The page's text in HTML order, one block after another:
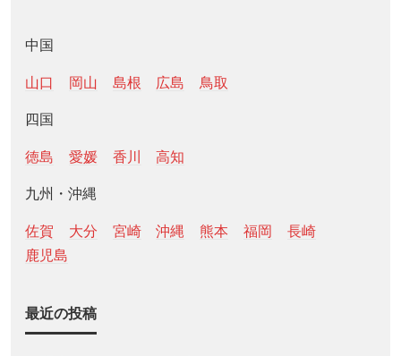
中国
山口 岡山 島根 広島 鳥取
四国
徳島 愛媛 香川 高知
九州・沖縄
佐賀 大分 宮崎 沖縄 熊本 福岡
長崎
鹿児島
最近の投稿